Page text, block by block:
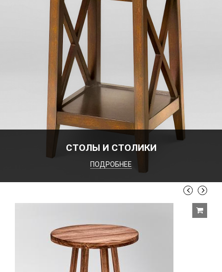
СТОЛЫ И СТОЛИКИ
ПОДРОБНЕЕ